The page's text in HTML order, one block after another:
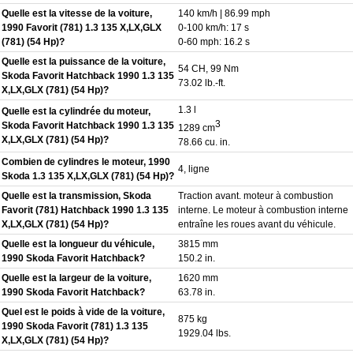
Quelle est la vitesse de la voiture,
1990 Favorit (781) 1.3 135 X,LX,GLX
(781) (54 Hp)?
140 km/h | 86.99 mph
0-100 km/h: 17 s
0-60 mph: 16.2 s
Quelle est la puissance de la voiture,
Skoda Favorit Hatchback 1990 1.3 135
X,LX,GLX (781) (54 Hp)?
54 CH, 99 Nm
73.02 lb.-ft.
Quelle est la cylindrée du moteur,
Skoda Favorit Hatchback 1990 1.3 135
X,LX,GLX (781) (54 Hp)?
1.3 l
1289 cm3
78.66 cu. in.
Combien de cylindres le moteur, 1990
Skoda 1.3 135 X,LX,GLX (781) (54 Hp)?
4, ligne
Quelle est la transmission, Skoda
Favorit (781) Hatchback 1990 1.3 135
X,LX,GLX (781) (54 Hp)?
Traction avant. moteur à combustion
interne. Le moteur à combustion interne
entraîne les roues avant du véhicule.
Quelle est la longueur du véhicule,
1990 Skoda Favorit Hatchback?
3815 mm
150.2 in.
Quelle est la largeur de la voiture,
1990 Skoda Favorit Hatchback?
1620 mm
63.78 in.
Quel est le poids à vide de la voiture,
1990 Skoda Favorit (781) 1.3 135
X,LX,GLX (781) (54 Hp)?
875 kg
1929.04 lbs.